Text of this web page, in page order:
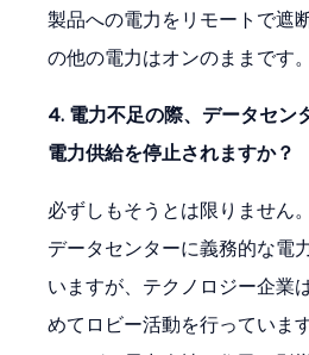
製品への電力をリモートで遮
の他の電力はオンのままです。
4. 電力不足の際、データセン
電力供給を停止されますか？
必ずしもそうとは限りません
データセンターに義務的な電
いますが、テクノロジー企業
めてロビー活動を行っていま